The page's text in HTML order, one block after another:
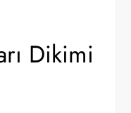
Dikimi